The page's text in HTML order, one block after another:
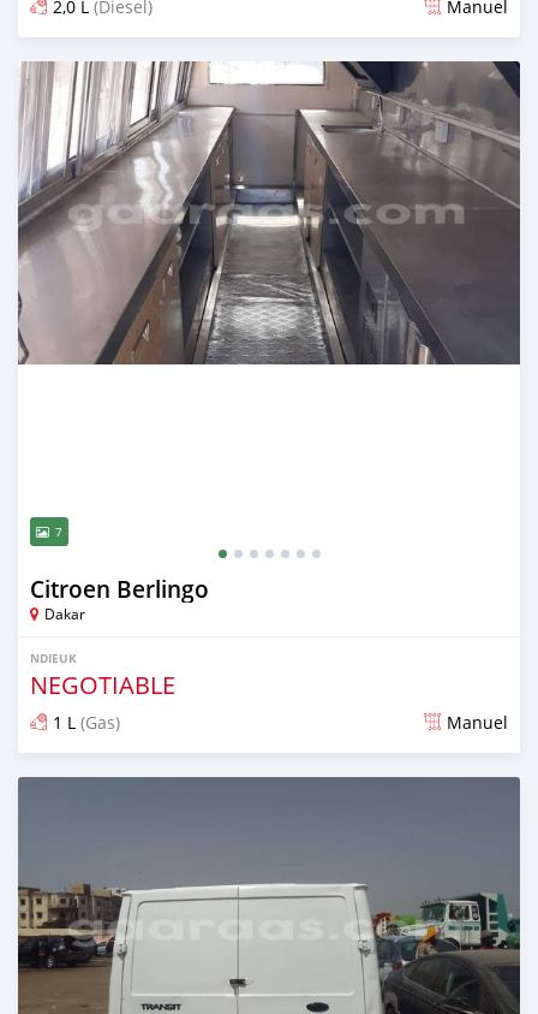
2,0 L (Diesel) Manuel
Dougal na niou ko depuis over 2 years
7
Citroen Berlingo
Dakar
NDIEUK
NEGOTIABLE
1 L (Gas) Manuel
Dougal na niou ko depuis over 2 years